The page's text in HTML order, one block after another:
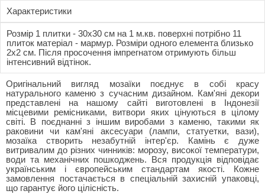
Характеристики
Розмір 1 плитки - 30x30 см на 1 м.кв. поверхні потрібно 11
плиток матеріал - мармур. Розміри одного елемента близько
2x2 см. Після просочення імпрегнатом отримують більш
інтенсивний відтінок.
Оригінальний вигляд мозаїки поєднує в собі красу
натурального каменю з сучасним дизайном. Кам'яні декори
представлені на нашому сайті виготовлені в Індонезії
місцевими ремісниками, витвори яких цінуються в цілому
світі. В поєднанні з іншим виробами з каменю, такими як
раковини чи кам'яні аксесуари (лампи, статуетки, вази),
мозаїка створить незабутній інтер'єр. Камінь є дуже
витривалим до різних чинників: морозу, високої температури,
води та механічних пошкоджень. Вся продукція відповідає
українським і європейським стандартам якості. Кожне
замовлення постачається в спеціальній захисній упаковці,
що гарантує його цілісність.